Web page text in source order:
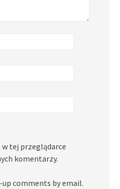
tej przeglądarce
komentarzy.
comments by email.